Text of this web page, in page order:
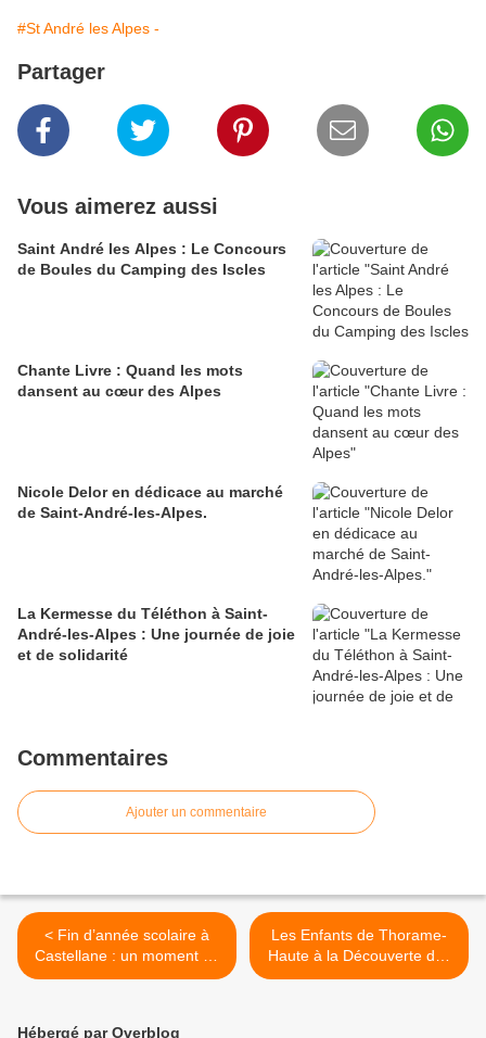
#St André les Alpes -
Partager
Vous aimerez aussi
Saint André les Alpes : Le Concours
de Boules du Camping des Iscles
Chante Livre : Quand les mots
dansent au cœur des Alpes
Nicole Delor en dédicace au marché
de Saint-André-les-Alpes.
La Kermesse du Téléthon à Saint-
André-les-Alpes : Une journée de joie
et de solidarité
Commentaires
Ajouter un commentaire
< Fin d’année scolaire à
Castellane : un moment de
fierté et de passage
Les Enfants de Thorame-
Haute à la Découverte des
Poissons >
Hébergé par Overblog